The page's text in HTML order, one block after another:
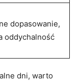
dopasowanie,
oddychalność
dni, warto